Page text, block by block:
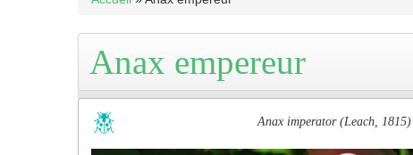
Anax empereur
Anax imperator (Leach, 1815)